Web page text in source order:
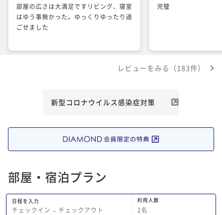
部屋の広さは大満足ですリビング、寝室
はゆう事無かった。ゆっくりゆったり過
ごせました
完璧
レビューをみる（183件）
新型コロナウイルス感染症対策
部屋・宿泊プラン
日程を入力
チェックイン − チェックアウト
利用人数
2名